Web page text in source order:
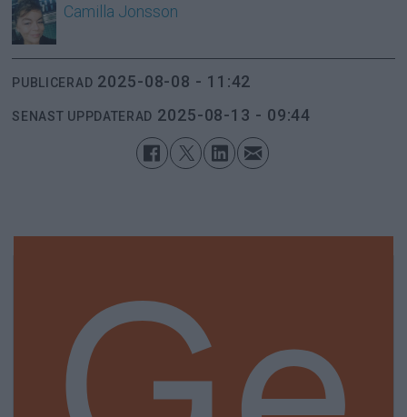
Camilla Jonsson
PUBLICERAD 2025-08-08 - 11:42
SENAST UPPDATERAD 2025-08-13 - 09:44